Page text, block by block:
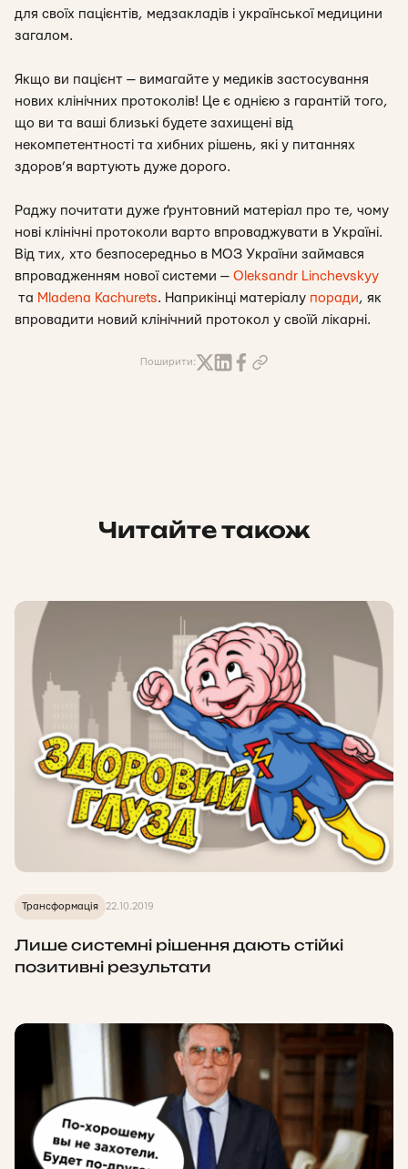
для своїх пацієнтів, медзакладів і української медицини
загалом.
Якщо ви пацієнт — вимагайте у медиків застосування
нових клінічних протоколів! Це є однією з гарантій того,
що ви та ваші близькі будете захищені від
некомпетентності та хибних рішень, які у питаннях
здоров’я вартують дуже дорого.
Раджу почитати дуже ґрунтовний матеріал про те, чому
нові клінічні протоколи варто впроваджувати в Україні.
Від тих, хто безпосередньо в МОЗ України займався
впровадженням нової системи — Oleksandr Linchevskyy
та Mladena Kachurets. Наприкінці матеріалу поради, як
впровадити новий клінічний протокол у своїй лікарні.
Поширити:
Читайте також
Трансформація 22.10.2019
Лише системні рішення дають стійкі
позитивні результати